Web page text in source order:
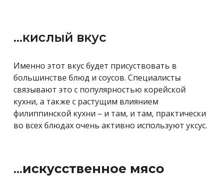
…кислый вкус
Именно этот вкус будет присуствовать в
большинстве блюд и соусов. Специалисты
связывают это с популярностью корейской
кухни, а также с растущим влиянием
филиппинской кухни – и там, и там, практически
во всех блюдах очень активно используют уксус.
…искусственное мясо